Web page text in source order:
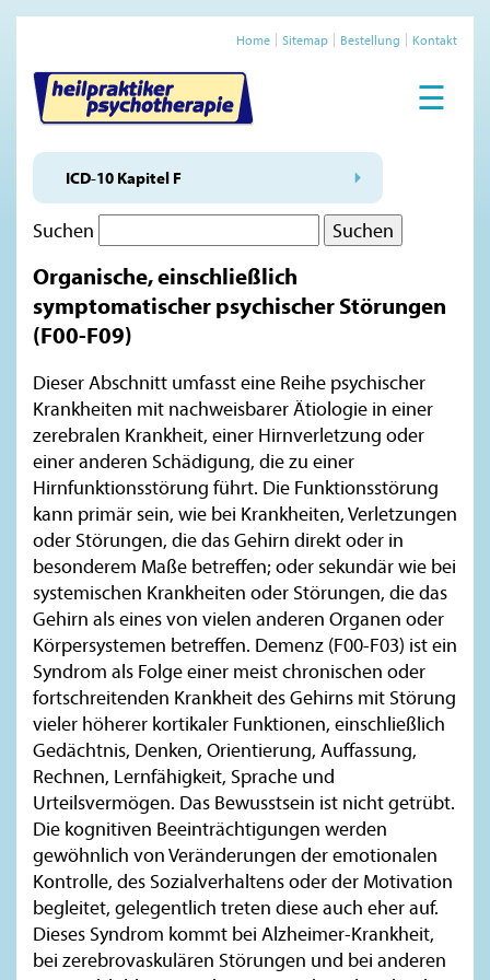
Home Sitemap Bestellung Kontakt
☰
ICD-10 Kapitel F
Suchen
Organische, einschließlich
symptomatischer psychischer Störungen
(F00-F09)
Dieser Abschnitt umfasst eine Reihe psychischer
Krankheiten mit nachweisbarer Ätiologie in einer
zerebralen Krankheit, einer Hirnverletzung oder
einer anderen Schädigung, die zu einer
Hirnfunktionsstörung führt. Die Funktionsstörung
kann primär sein, wie bei Krankheiten, Verletzungen
oder Störungen, die das Gehirn direkt oder in
besonderem Maße betreffen; oder sekundär wie bei
systemischen Krankheiten oder Störungen, die das
Gehirn als eines von vielen anderen Organen oder
Körpersystemen betreffen. Demenz (F00-F03) ist ein
Syndrom als Folge einer meist chronischen oder
fortschreitenden Krankheit des Gehirns mit Störung
vieler höherer kortikaler Funktionen, einschließlich
Gedächtnis, Denken, Orientierung, Auffassung,
Rechnen, Lernfähigkeit, Sprache und
Urteilsvermögen. Das Bewusstsein ist nicht getrübt.
Die kognitiven Beeinträchtigungen werden
gewöhnlich von Veränderungen der emotionalen
Kontrolle, des Sozialverhaltens oder der Motivation
begleitet, gelegentlich treten diese auch eher auf.
Dieses Syndrom kommt bei Alzheimer-Krankheit,
bei zerebrovaskulären Störungen und bei anderen